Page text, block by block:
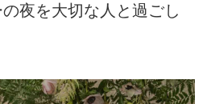
夜を大切な人と過ごし